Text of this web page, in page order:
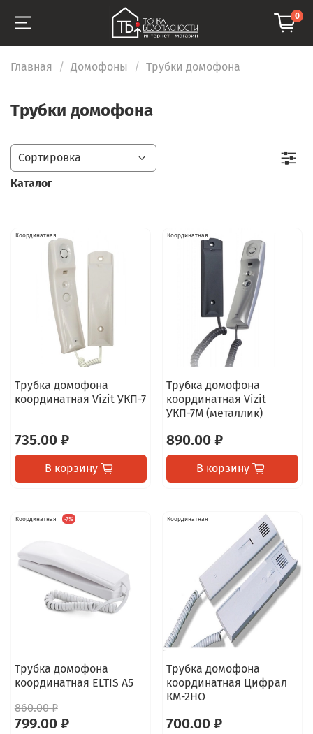
0
Главная Домофоны Трубки домофона
Трубки домофона
Координатная
Трубка домофона
координатная Vizit УКП-7
735.00 ₽
В корзину
Координатная
Трубка домофона
координатная Vizit
УКП-7М (металлик)
890.00 ₽
В корзину
Координатная -7%
Трубка домофона
координатная ELTIS А5
860.00 ₽
799.00 ₽
Координатная
Трубка домофона
координатная Цифрал
КМ-2НО
700.00 ₽
Каталог